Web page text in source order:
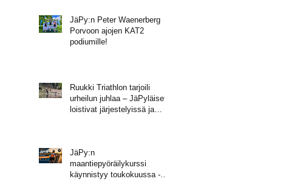
JäPy:n Peter Waenerberg
Porvoon ajojen KAT2
podiumille!
Ruukki Triathlon tarjoili
urheilun juhlaa – JäPyläiset
loistivat järjestelyissä ja
JäPy:n
maantiepyöräilykurssi
käynnistyy toukokuussa -